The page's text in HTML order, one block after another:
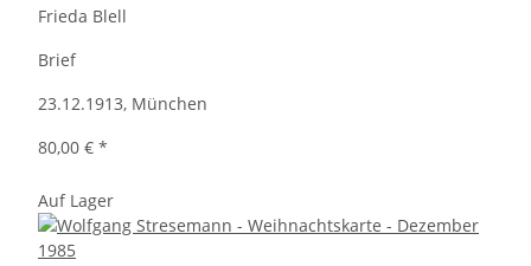
Frieda Blell
Brief
23.12.1913, München
80,00 € *
Auf Lager